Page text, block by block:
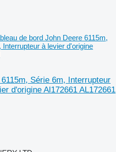
de bord John Deere 6115m,
à levier d'origine
Série 6m, Interrupteur
d'origine Al172661 AL172661